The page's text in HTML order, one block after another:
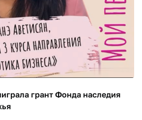
грант Фонда наследия